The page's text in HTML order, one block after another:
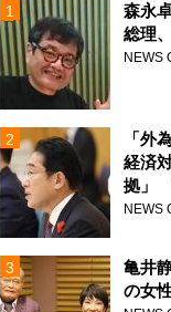
森永
総理
NEWS
「外
経済
拠」
NEWS
亀井
の女